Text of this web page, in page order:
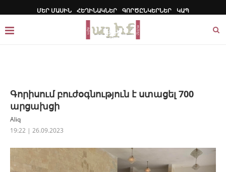
ՄԵՐ ՄԱՍԻՆ ՀԵՂԻՆԱԿՆԵՐ ԳՈՐԾԸՆԿԵՐՆԵՐ ԿԱՊ
Գորիսում բուժօգնություն է ստացել 700
արցախցի
Aliq
19:22 | 26.09.2023